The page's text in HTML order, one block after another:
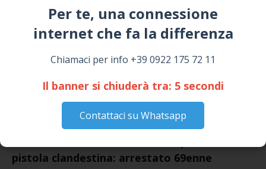
Per te, una connessione
internet che fa la differenza​
Chiamaci per info +39 0922 175 72 11
Il banner si chiuderà tra: 4 secondi
Contattaci su Whatsapp
March 16, 2026
pistola clandestina: arrestato 69enne